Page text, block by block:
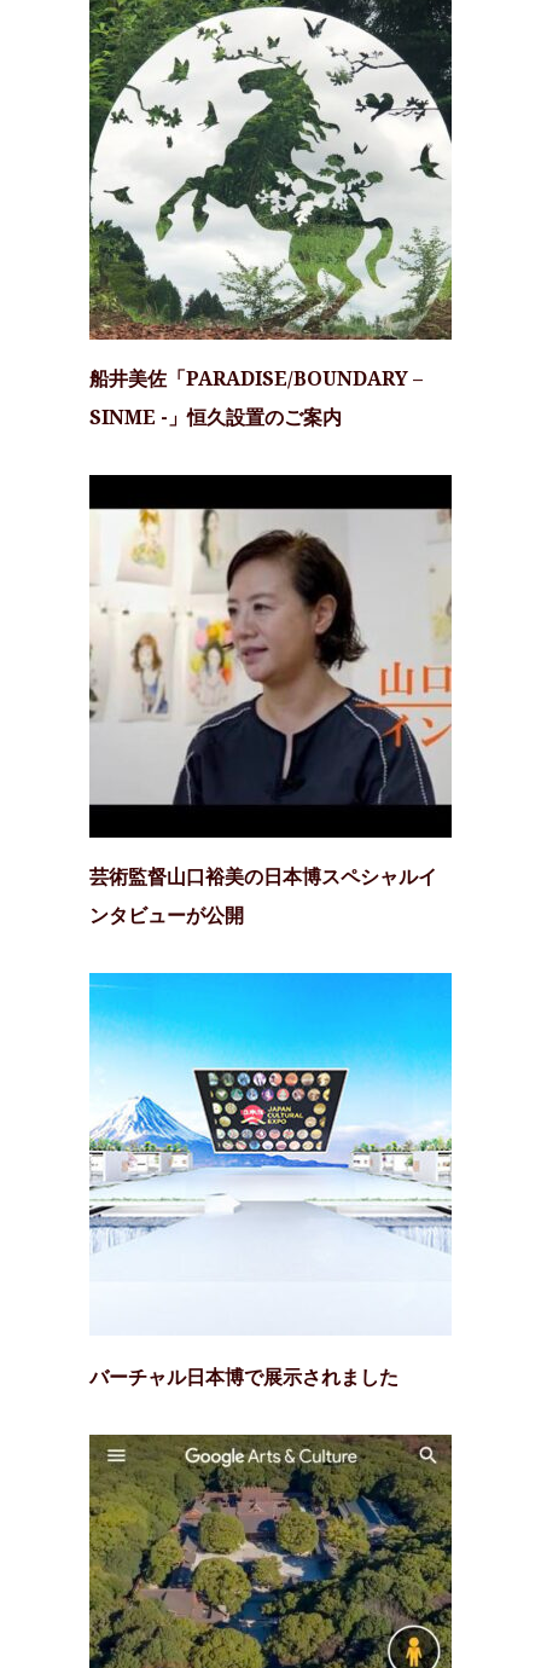
船井美佐「PARADISE/BOUNDARY –
SINME -」恒久設置のご案内
芸術監督山口裕美の日本博スペシャルイ
ンタビューが公開
バーチャル日本博で展示されました